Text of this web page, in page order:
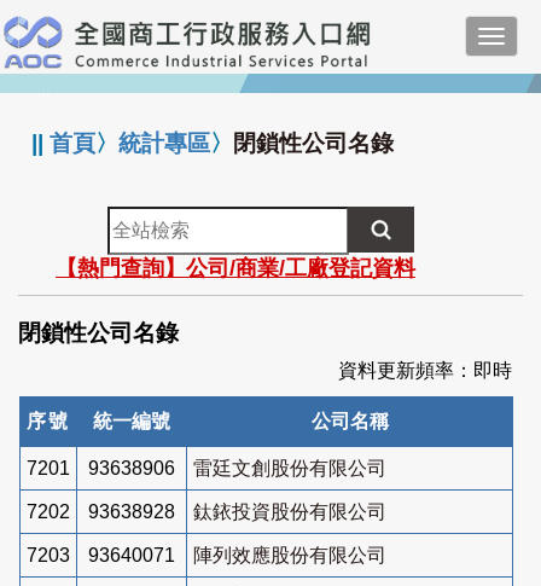
跳
到
主
要
:::
||首頁〉統計專區〉 閉鎖性公司名錄
全
站
檢
索
【熱門查詢】公司/商業/工廠登記資料
閉鎖性公司名錄
資料更新頻率：即時
序號 統一編號 公司名稱
7201 93638906 雷廷文創股份有限公司
7202 93638928 鈦銥投資股份有限公司
7203 93640071 陣列效應股份有限公司